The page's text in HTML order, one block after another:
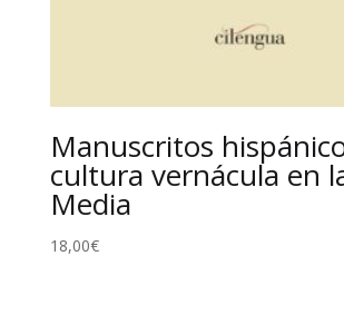
Manuscritos
cultura vernácula en
Media
18,00€